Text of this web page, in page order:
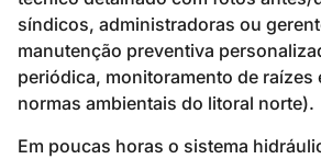
síndicos, administradoras ou
manutenção preventiva
periódica, monitoramento de raízes
normas ambientais do litoral norte).
Em poucas horas o sistema